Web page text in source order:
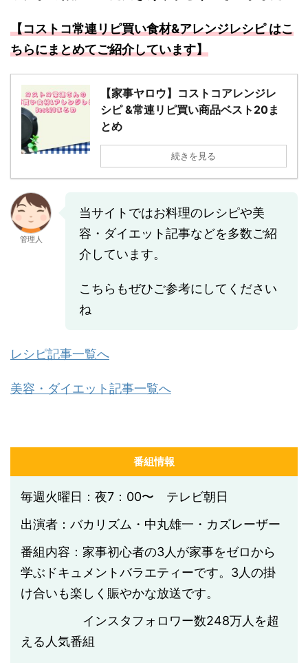
【コストコ常連リピ買い食材&アレンジレシピ はこ
ちらにまとめてご紹介しています】
【家事ヤロウ】コストコアレンジレ
シピ &常連リピ買い商品ベスト20ま
とめ
続きを見る
管理人
当サイトではお料理のレシピや美
容・ダイエット記事などを多数ご紹
介しています。
こちらもぜひご参考にしてください
ね
レシピ記事一覧へ
美容・ダイエット記事一覧へ
番組情報
毎週火曜日：夜7：00〜 テレビ朝日
出演者：バカリズム・中丸雄一・カズレーザー
番組内容：家事初心者の3人が家事をゼロから
学ぶドキュメントバラエティーです。3人の掛
け合いも楽しく賑やかな放送です。
インスタフォロワー数248万人を超
える人気番組